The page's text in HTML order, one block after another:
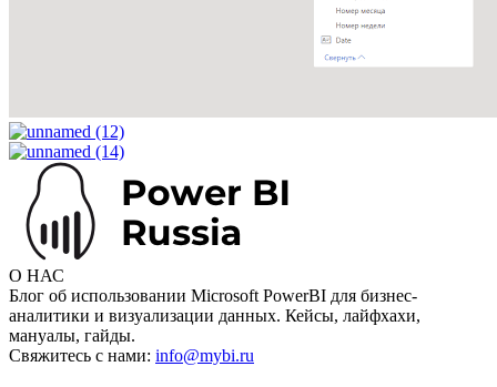
О НАС
Блог об использовании Microsoft PowerBI для бизнес-
аналитики и визуализации данных. Кейсы, лайфхахи,
мануалы, гайды.
Свяжитесь с нами: info@mybi.ru